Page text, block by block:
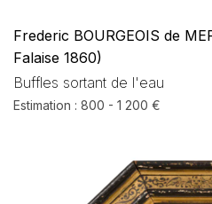
Frederic BOURGEOIS de
Falaise 1860)
Buffles sortant de l'eau
Estimation : 800 - 1 200 €